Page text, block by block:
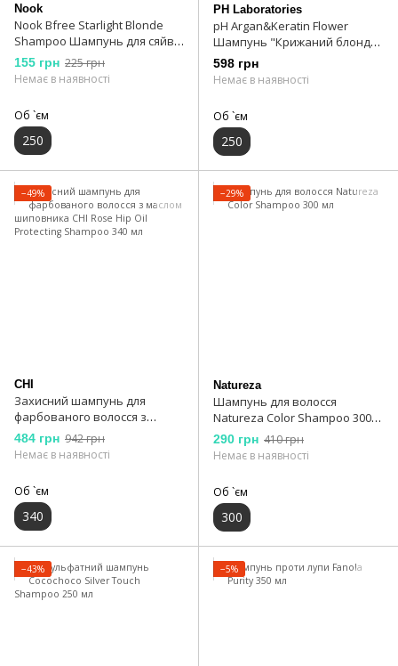
Nook
Nook Bfree Starlight Blonde
Shampoo Шампунь для сяйва
світлого волосся 250 мл
155 грн 225 грн
Немає в наявності
Об `єм
250
PH Laboratories
pH Argan&Keratin Flower
Шампунь "Крижаний блонд"
250 мл
598 грн
Немає в наявності
Об `єм
250
−49%
CHI
Захисний шампунь для
фарбованого волосся з
маслом шиповника CHI Rose
Ніp Oil Protecting Shampoo 340
484 грн 942 грн
Немає в наявності
Об `єм
340
−29%
Natureza
Шампунь для волосся
Natureza Color Shampoo 300
мл
290 грн 410 грн
Немає в наявності
Об `єм
300
−43% −5%